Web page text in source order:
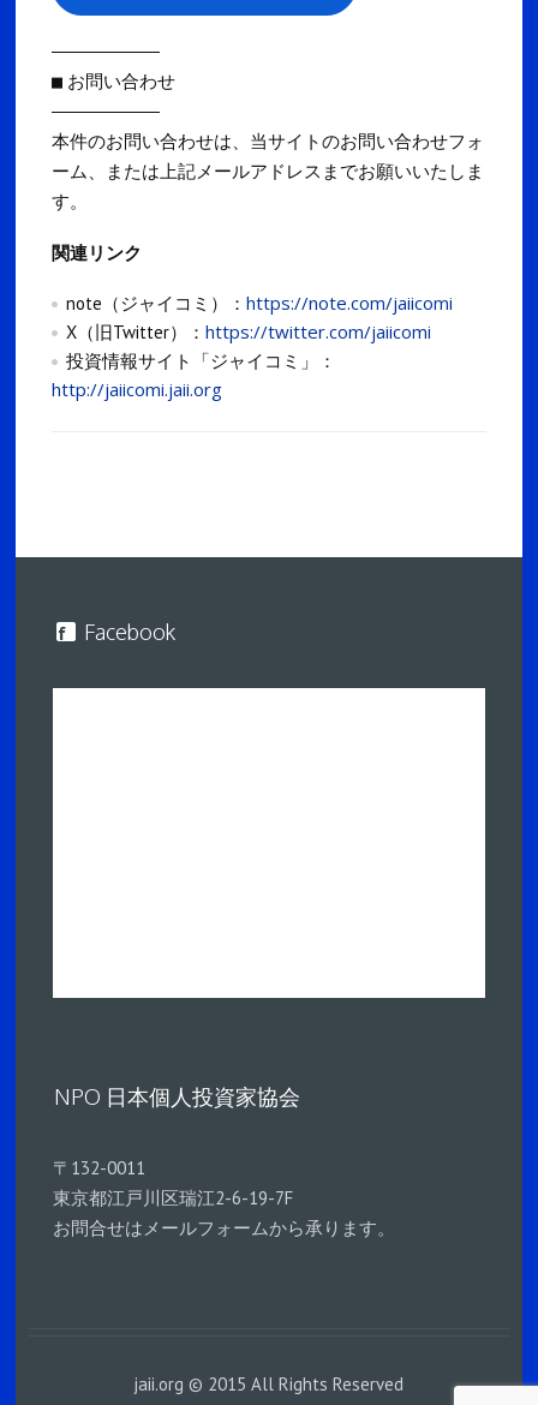
――――――――――
■ お問い合わせ
――――――――――
本件のお問い合わせは、当サイトのお問い合わせフォ
ーム、または上記メールアドレスまでお願いいたしま
す。
関連リンク
note（ジャイコミ）：https://note.com/jaiicomi
X（旧Twitter）：https://twitter.com/jaiicomi
投資情報サイト「ジャイコミ」：
http://jaiicomi.jaii.org
Facebook
NPO 日本個人投資家協会
〒132-0011
東京都江戸川区瑞江2-6-19-7F
お問合せはメールフォームから承ります。
jaii.org © 2015 All Rights Reserved